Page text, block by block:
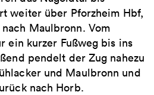
weiter über Pforzheim Hbf,
Maulbronn. Vom
ein kurzer Fußweg bis ins
pendelt der Zug nahezu
und Maulbronn und
nach Horb.